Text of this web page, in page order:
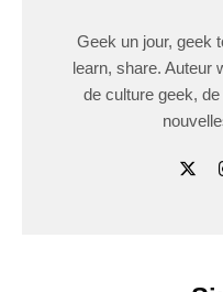
Geek un jour, geek
learn, share. Auteur
de culture geek,